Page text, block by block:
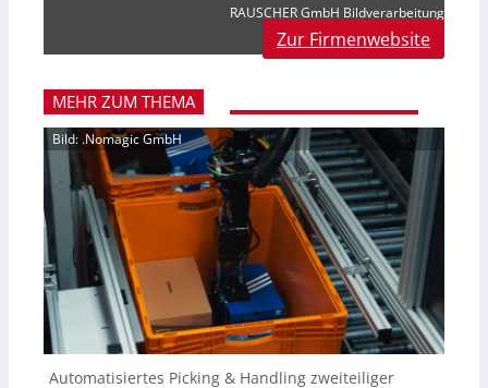
RAUSCHER GmbH Bildverarbeitung
Zur Firmenwebsite
MEHR ZUM THEMA
Bild: .Nomagic GmbH
Automatisiertes Picking & Handling zweiteiliger